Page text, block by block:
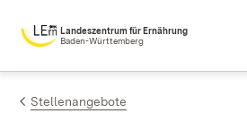
Zum Inhalt springen
Landeszentrum für Ernährung
Baden-Württemberg
Stellenangebote